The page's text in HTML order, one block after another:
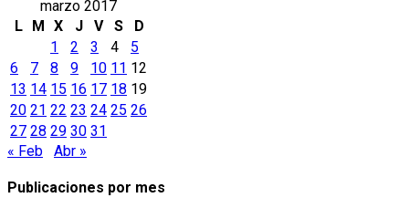
marzo 2017
L
M X J V S
D
1
2 3 4
5
6
7 8 9 10 11 12
13 14 15 16 17 18 19
20 21 22 23 24 25 26
27 28 29 30 31
« Feb
Abr »
Publicaciones por mes